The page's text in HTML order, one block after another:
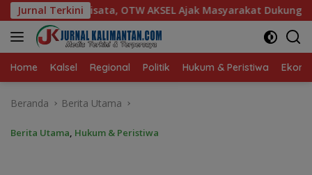
Langsung
ke
konten
Jurnal Terkini
Ajak Masyarakat Dukung Produk Lokal Tabalong
Home Kalsel Regional Politik Hukum & Peristiwa
Beranda Berita Utama
Berita Utama, Hukum & Peristiwa